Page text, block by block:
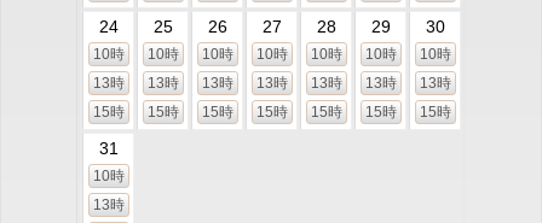
24
10時
13時
15時
25
10時
13時
15時
26
10時
13時
15時
27
10時
13時
15時
28
10時
13時
15時
29
10時
13時
15時
30
10時
13時
15時
31
10時
13時